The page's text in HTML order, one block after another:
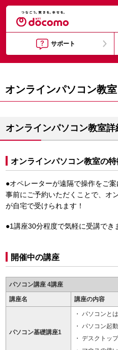
サポート
オンラインパソコン教室
オンラインパソコン教室詳
オンラインパソコン教室の特
●オペレーターが遠隔で操作をご案
事前にご予約いただくことで、オ
が自宅で受けられます！
●1講座30分程度で気軽に受講でき
開催中の講座
パソコン講座 4講座
講座名 講座の内容
パソコン基礎講座1
パソコンとは
パソコン起
デスクトッ